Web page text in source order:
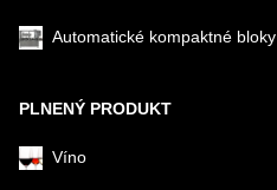
Automatické kompaktné bloky
PLNENÝ PRODUKT
Víno